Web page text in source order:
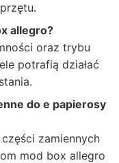
allegro?
oraz trybu
potrafią działać
do e papierosy
zamiennych
mod box allegro